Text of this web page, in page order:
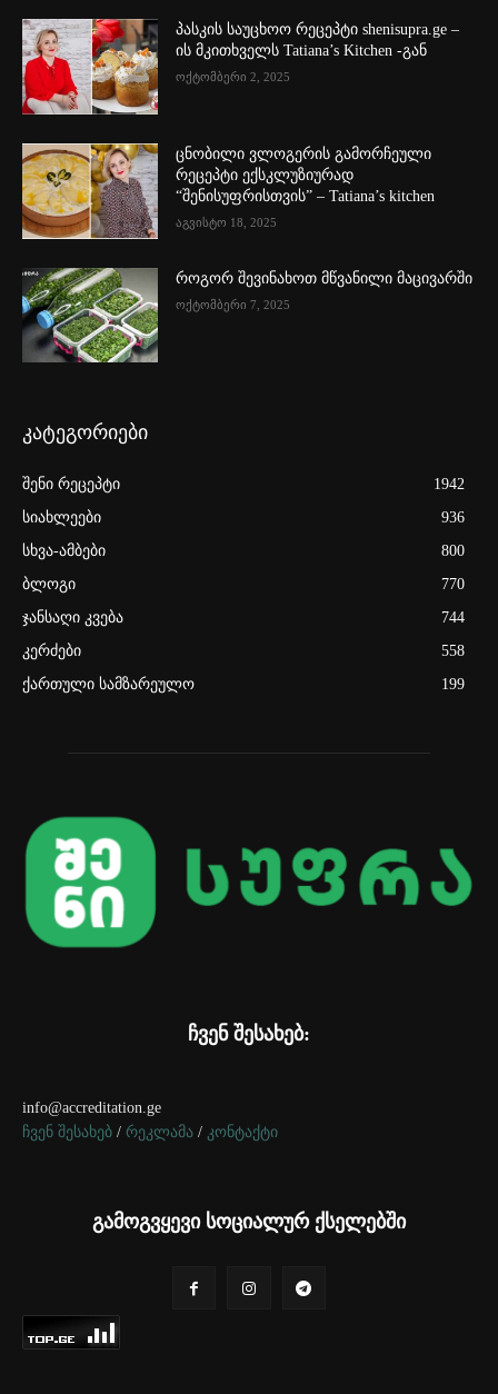
პასკის საუცხოო რეცეპტი shenisupra.ge –
ის მკითხველს Tatiana’s Kitchen -გან
ოქტომბერი 2, 2025
ცნობილი ვლოგერის გამორჩეული
რეცეპტი ექსკლუზიურად
“შენისუფრისთვის” – Tatiana’s kitchen
აგვისტო 18, 2025
როგორ შევინახოთ მწვანილი მაცივარში
ოქტომბერი 7, 2025
კატეგორიები
შენი რეცეპტი
1942
სიახლეები
936
სხვა-ამბები
800
ბლოგი
770
ჯანსაღი კვება
744
კერძები
558
ქართული სამზარეულო
199
ჩვენ შესახებ:
info@accreditation.ge
ჩვენ შესახებ / რეკლამა / კონტაქტი
გამოგვყევი სოციალურ ქსელებში